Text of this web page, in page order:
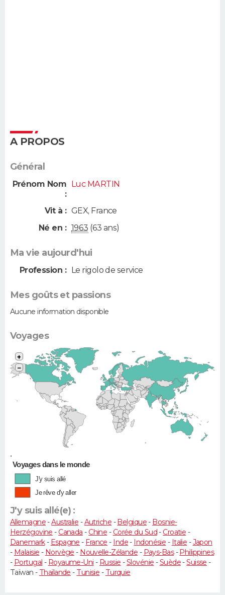
A PROPOS
Général
Prénom Nom
:
Luc MARTIN
Vit à : GEX, France
Né en : 1963 (63 ans)
Ma vie aujourd'hui
Profession : Le rigolo de service
Mes goûts et passions
Aucune information disponible
Voyages
•
+
−
Voyages dans le monde
J'y suis allé
Je rêve d'y aller
J'y suis allé(e) :
Allemagne-Australie -Autriche -Belgique- Bosnie-
Herzégovine - Canada - Chine - Corée du Sud- Croatie -
Danemark- Espagne - France - Inde- Indonésie - Italie -Japon
- Malaisie - Norvège - Nouvelle-Zélande - Pays-Bas-Philippines
- Portugal - Royaume-Uni - Russie -Slovénie -Suède-Suisse -
Taïwan - Thaïlande - Tunisie - Turquie